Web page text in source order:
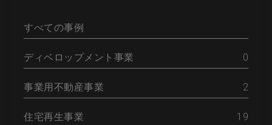
すべての事例
ディベロップメント事業 0
事業用不動産事業 2
住宅再生事業 19